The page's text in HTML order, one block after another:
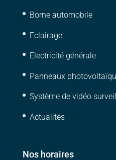
Borne automobile
Eclairage
Electricité générale
Panneaux
Système de vidéo
Actualités
Nos horaires